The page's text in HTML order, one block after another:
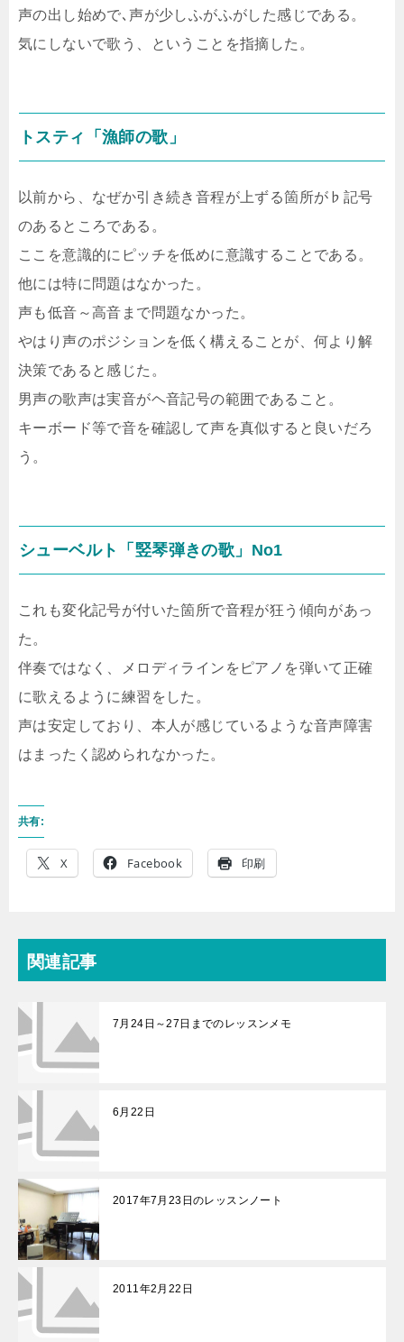
声の出し始めで､声が少しふがふがした感じである。
気にしないで歌う、ということを指摘した。
トスティ「漁師の歌」
以前から、なぜか引き続き音程が上ずる箇所が♭記号
のあるところである。
ここを意識的にピッチを低めに意識することである。
他には特に問題はなかった。
声も低音～高音まで問題なかった。
やはり声のポジションを低く構えることが、何より解
決策であると感じた。
男声の歌声は実音がヘ音記号の範囲であること。
キーボード等で音を確認して声を真似すると良いだろ
う。
シューベルト「竪琴弾きの歌」No1
これも変化記号が付いた箇所で音程が狂う傾向があっ
た。
伴奏ではなく、メロディラインをピアノを弾いて正確
に歌えるように練習をした。
声は安定しており、本人が感じているような音声障害
はまったく認められなかった。
共有:
X Facebook 印刷
関連記事
7月24日～27日までのレッスンメモ
6月22日
2017年7月23日のレッスンノート
2011年2月22日